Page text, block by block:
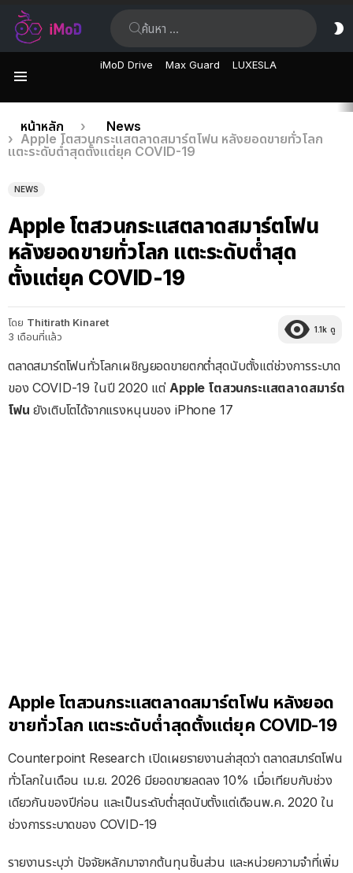
iMoD Drive Max Guard LUXESLA
เรื่อง
ล่าสุด
คุณอยู่ที่นี่:
หน้าหลัก
News
Apple โตสวนกระแสตลาดสมาร์ตโฟน หลังยอดขายทั่วโลก
แตะระดับต่ำสุดตั้งแต่ยุค COVID-19
NEWS
Apple โตสวนกระแสตลาดสมาร์ตโฟน
หลังยอดขายทั่วโลก แตะระดับต่ำสุด
ตั้งแต่ยุค COVID-19
โดย Thitirath Kinaret
3 เดือนที่แล้ว
1.1k ดู
ตลาดสมาร์ตโฟนทั่วโลกเผชิญยอดขายตกต่ำสุดนับตั้งแต่ช่วงการระบาด
ของ COVID-19 ในปี 2020 แต่ Apple โตสวนกระแสตลาดสมาร์ต
โฟน ยังเติบโตได้จากแรงหนุนของ iPhone 17
Apple โตสวนกระแสตลาดสมาร์ตโฟน หลังยอด
ขายทั่วโลก แตะระดับต่ำสุดตั้งแต่ยุค COVID-19
Counterpoint Research เปิดเผยรายงานล่าสุดว่า ตลาดสมาร์ตโฟน
ทั่วโลกในเดือน เม.ย. 2026 มียอดขายลดลง 10% เมื่อเทียบกับช่วง
เดียวกันของปีก่อน และเป็นระดับต่ำสุดนับตั้งแต่เดือนพ.ค. 2020 ใน
ช่วงการระบาดของ COVID-19
รายงานระบุว่า ปัจจัยหลักมาจากต้นทุนชิ้นส่วน และหน่วยความจำที่เพิ่ม